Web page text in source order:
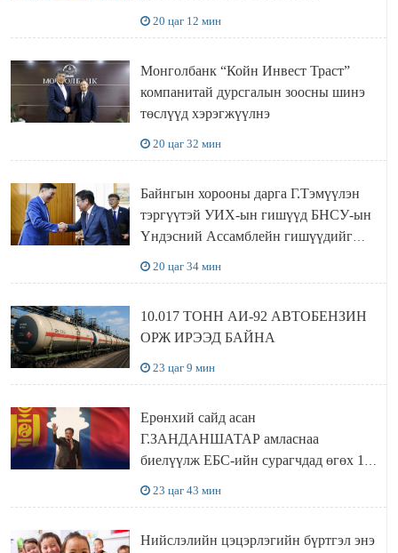
20 цаг 12 мин
Монголбанк “Койн Инвест Траст”
компанитай дурсгалын зоосны шинэ
төслүүд хэрэгжүүлнэ
20 цаг 32 мин
Байнгын хорооны дарга Г.Тэмүүлэн
тэргүүтэй УИХ-ын гишүүд БНСУ-ын
Үндэсний Ассамблейн гишүүдийг
20 цаг 34 мин
10.017 ТОНН АИ-92 АВТОБЕНЗИН
ОРЖ ИРЭЭД БАЙНА
23 цаг 9 мин
Ерөнхий сайд асан
Г.ЗАНДАНШАТАР амласнаа
биелүүлж ЕБС-ийн сурагчдад өгөх 10.
23 цаг 43 мин
Нийслэлийн цэцэрлэгийн бүртгэл энэ